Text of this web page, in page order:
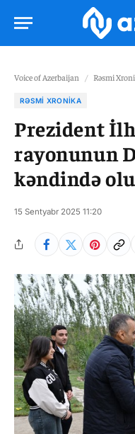
Voice of Azerbaijan / Rəsmi
RƏSMI XRONIKA
Prezident
rayonunun
kəndində
15 Sentyabr 2025 11:20